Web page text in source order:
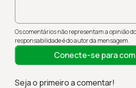
Os comentários não representam a opinião
responsabilidade é do autor da mensagem.
Conecte-se para
Seja o primeiro a comentar!